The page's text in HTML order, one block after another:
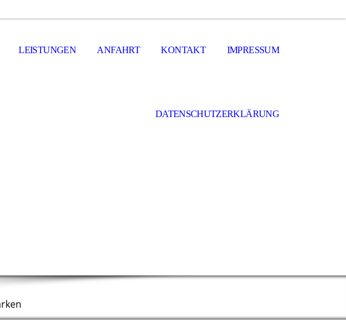
LEISTUNGEN ANFAHRT KONTAKT IMPRESSUM
DATENSCHUTZERKLÄRUNG